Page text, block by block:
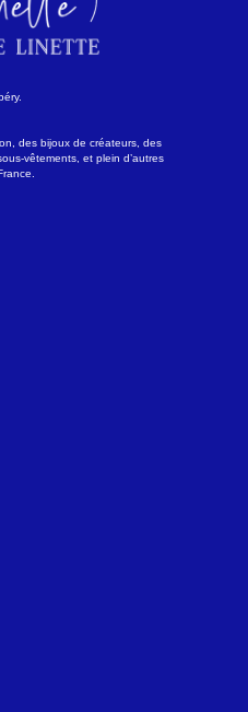
des bijoux de créateurs, des
vêtements, et plein d’autres